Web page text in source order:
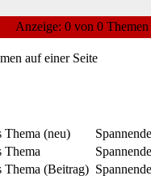
Anzeige: 0 von 0
auf einer Seite
Thema (neu)
Thema
Thema (Beitrag)